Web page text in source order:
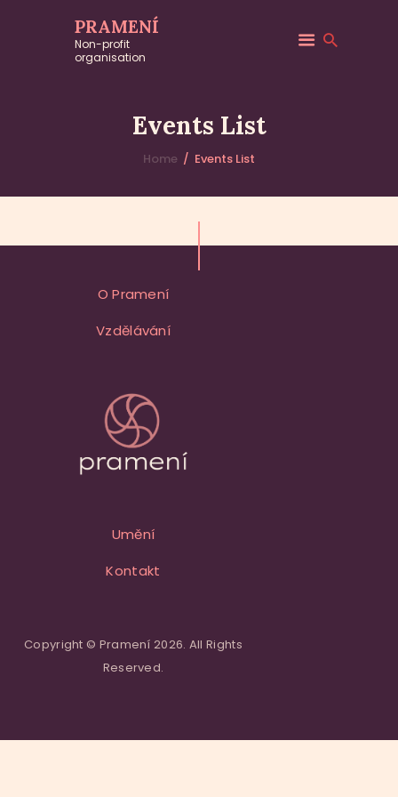
PRAMENÍ
Non-profit
organisation
Events List
Home Events List
and
Workshops
O Pramení
Vzdělávání
Umění
Kontakt
Copyright © Pramení 2026. All Rights
Reserved.